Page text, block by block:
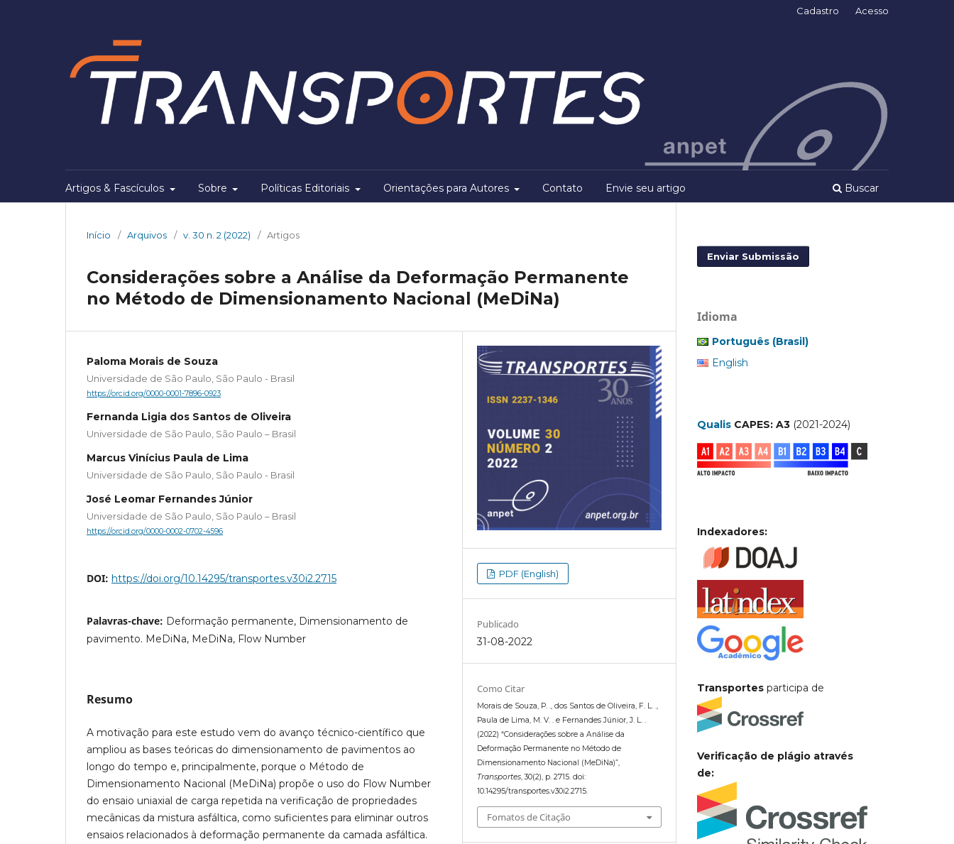
Artigos & Fascículos Sobre Políticas Editoriais Orientações para Autores Contato Envie seu artigo Buscar
Cadastro Acesso
Início / Arquivos / v. 30 n. 2 (2022) / Artigos
Considerações sobre a Análise da Deformação Permanente
no Método de Dimensionamento Nacional (MeDiNa)
Paloma Morais de Souza
Universidade de São Paulo, São Paulo - Brasil
https://orcid.org/0000-0001-7896-0923
Fernanda Ligia dos Santos de Oliveira
Universidade de São Paulo, São Paulo – Brasil
Marcus Vinícius Paula de Lima
Universidade de São Paulo, São Paulo - Brasil
José Leomar Fernandes Júnior
Universidade de São Paulo, São Paulo – Brasil
https://orcid.org/0000-0002-0702-4596
DOI: https://doi.org/10.14295/transportes.v30i2.2715
Palavras-chave: Deformação permanente, Dimensionamento de
pavimento. MeDiNa, MeDiNa, Flow Number
Resumo
A motivação para este estudo vem do avanço técnico-científico que
ampliou as bases teóricas do dimensionamento de pavimentos ao
longo do tempo e, principalmente, porque o Método de
Dimensionamento Nacional (MeDiNa) propõe o uso do Flow Number
do ensaio uniaxial de carga repetida na verificação de propriedades
mecânicas da mistura asfáltica, como suficientes para eliminar outros
ensaios relacionados à deformação permanente da camada asfáltica.
PDF (English)
Publicado
31-08-2022
Como Citar
Morais de Souza, P. ., dos Santos de Oliveira, F. L. .,
Paula de Lima, M. V. . e Fernandes Júnior, J. L. .
(2022) “Considerações sobre a Análise da
Deformação Permanente no Método de
Dimensionamento Nacional (MeDiNa)”,
Transportes, 30(2), p. 2715. doi:
10.14295/transportes.v30i2.2715.
Fomatos de Citação
Enviar Submissão
Idioma
Português (Brasil)
English
Qualis CAPES: A3 (2021-2024)
Indexadores:
Transportes participa de
Verificação de plágio através
de: